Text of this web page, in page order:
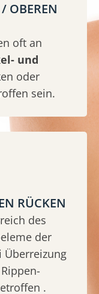
OBEREN
oft an
und
oder
sein.
RÜCKEN
des
der
Überreizung
.